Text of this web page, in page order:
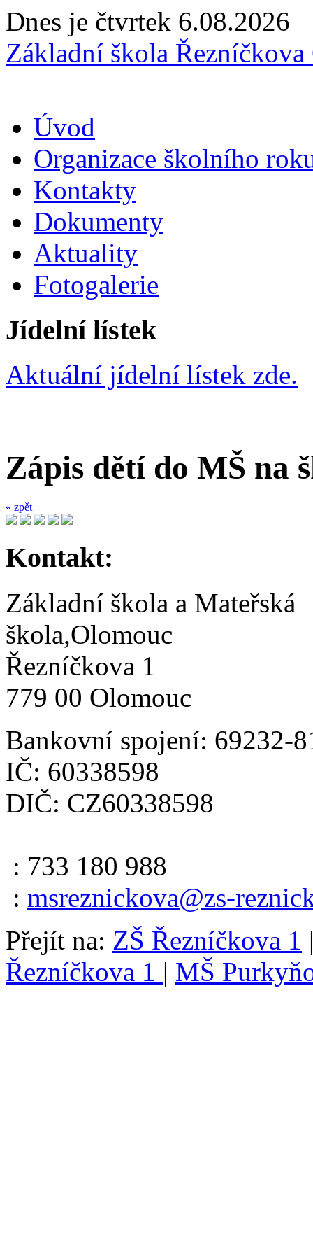
Dnes je čtvrtek 6.08.2026
Základní škola
Úvod
Organizace školního
Kontakty
Dokumenty
Aktuality
Fotogalerie
Jídelní lístek
Aktuální jídelní lístek zde.
Zápis dětí do MŠ na
« zpět
Kontakt:
Základní škola a Mateřská
škola,Olomouc
Řezníčkova 1
779 00 Olomouc
Bankovní spojení: 69232-
IČ: 60338598
DIČ: CZ60338598
: 733 180 988
: msreznickova@zs-
Přejít na: ZŠ Řezníčkova 1
Řezníčkova 1 | MŠ